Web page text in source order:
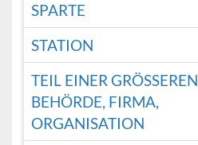
SPARTE
STATION
TEIL EINER GRÖSSEREN B
EHÖRDE, FIRMA, O
RGANISATION